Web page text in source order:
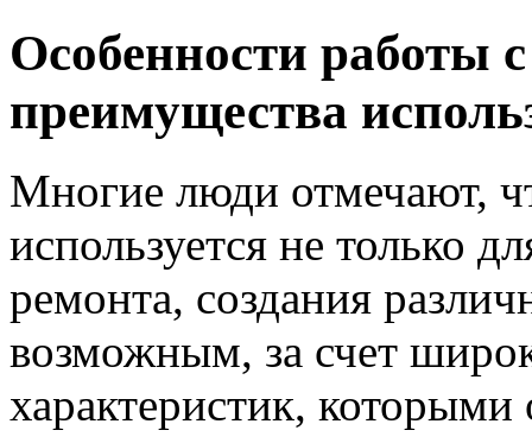
Особенности работы
преимущества
Многие люди отмечают,
используется не только
ремонта, создания
возможным, за счет
характеристик,